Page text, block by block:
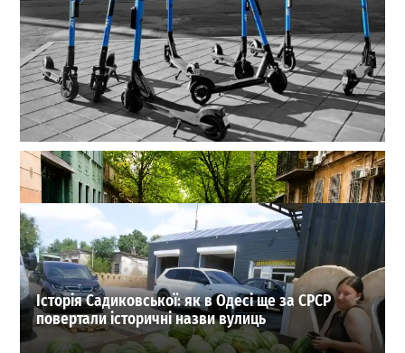
В Одесі згадали про заборону самокатів на Трасі
здоров’я: з серпня обіцяють щотижневі перевірки
31-07-2026 в 18:49
ВИБІР РЕДАКЦІЇ
Історія Садиковської: як в Одесі ще за СРСР
повертали історичні назви вулиць